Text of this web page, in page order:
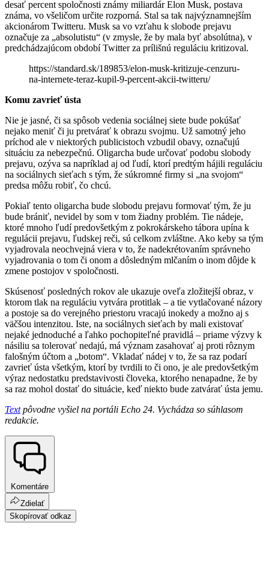
desať percent spoločnosti známy miliardár Elon Musk, postava
známa, vo všeličom určite rozporná. Stal sa tak najvýznamnejším
akcionárom Twitteru. Musk sa vo vzťahu k slobode prejavu
označuje za „absolutistu“ (v zmysle, že by mala byť absolútna), v
predchádzajúcom období Twitter za prílišnú reguláciu kritizoval.
https://standard.sk/189853/elon-musk-kritizuje-cenzuru-
na-internete-teraz-kupil-9-percent-akcii-twitteru/
Komu zavrieť ústa
Nie je jasné, či sa spôsob vedenia sociálnej siete bude pokúšať
nejako meniť či ju pretvárať k obrazu svojmu. Už samotný jeho
príchod ale v niektorých publicistoch vzbudil obavy, označujú
situáciu za nebezpečnú. Oligarcha bude určovať podobu slobody
prejavu, ozýva sa napríklad aj od ľudí, ktorí predtým hájili reguláciu
na sociálnych sieťach s tým, že súkromné firmy si „na svojom“
predsa môžu robiť, čo chcú.
Pokiaľ tento oligarcha bude slobodu prejavu formovať tým, že ju
bude brániť, nevidel by som v tom žiadny problém. Tie nádeje,
ktoré mnoho ľudí predovšetkým z pokrokárskeho tábora upína k
regulácii prejavu, ľudskej reči, sú celkom zvláštne. Ako keby sa tým
vyjadrovala neochvejná viera v to, že nadekrétovaním správneho
vyjadrovania o tom či onom a dôsledným mlčaním o inom dôjde k
zmene postojov v spoločnosti.
Skúsenosť posledných rokov ale ukazuje oveľa zložitejší obraz, v
ktorom tlak na reguláciu vytvára protitlak – a tie vytlačované názory
a postoje sa do verejného priestoru vracajú inokedy a možno aj s
väčšou intenzitou. Iste, na sociálnych sieťach by mali existovať
nejaké jednoduché a ľahko pochopiteľné pravidlá – priame výzvy k
násiliu sa tolerovať nedajú, má význam zasahovať aj proti rôznym
falošným účtom a „botom“. Vkladať nádej v to, že sa raz podarí
zavrieť ústa všetkým, ktorí by tvrdili to či ono, je ale predovšetkým
výraz nedostatku predstavivosti človeka, ktorého nenapadne, že by
sa raz mohol dostať do situácie, keď niekto bude zatvárať ústa jemu.
Text pôvodne vyšiel na portáli Echo 24. Vychádza so súhlasom
redakcie.
Komentáre
Zdielať
Skopírovať odkaz